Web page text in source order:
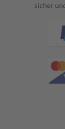
sicher